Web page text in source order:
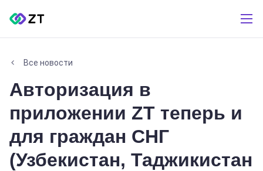
Все новости
Авторизация в
приложении ZT теперь и
для граждан СНГ
(Узбекистан, Таджикистан